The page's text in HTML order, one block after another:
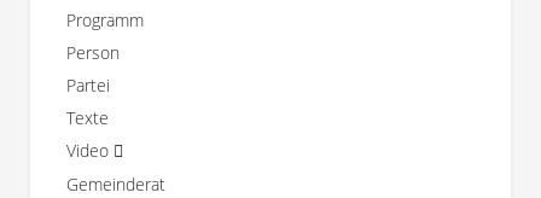
Programm
Person
Partei
Texte
Video
Gemeinderat